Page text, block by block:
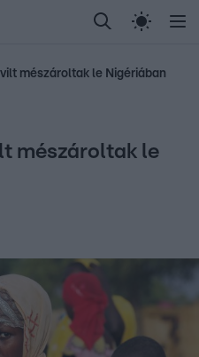
Randi Celeb vagyok,
Most Wanted Gallusz
mészároltak le Nigériában
mészároltak le